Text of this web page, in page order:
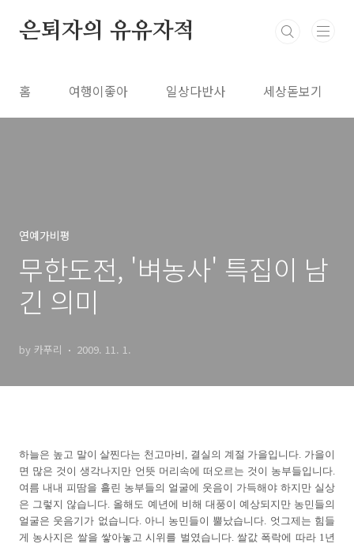
은퇴자의 유유자적
홈 여행이좋아 일상다반사 세상돋보기
연예가비평
무한도전, '벼농사' 특집이 남
긴 의미
by 카푸리 2009. 11. 1.
하늘은 높고 말이 살찐다는 천고마비, 결실의 계절 가을입니다. 가을이
면 많은 것이 생각나지만 언뜻 머리속에 떠오르는 것이 농부들입니다.
여름 내내 피땀을 흘린 농부들의 얼굴에 웃음이 가득해야 하지만 실상
은 그렇지 않습니다. 올해도 예년에 비해 대풍이 예상되지만 농민들의
얼굴은 웃음기가 없습니다. 아니 농민들이 뿔났습니다. 엇그제는 힘들
게 농사지은 쌀을 쌓아놓고 시위를 벌였습니다. 쌀값 폭락에 따라 1년